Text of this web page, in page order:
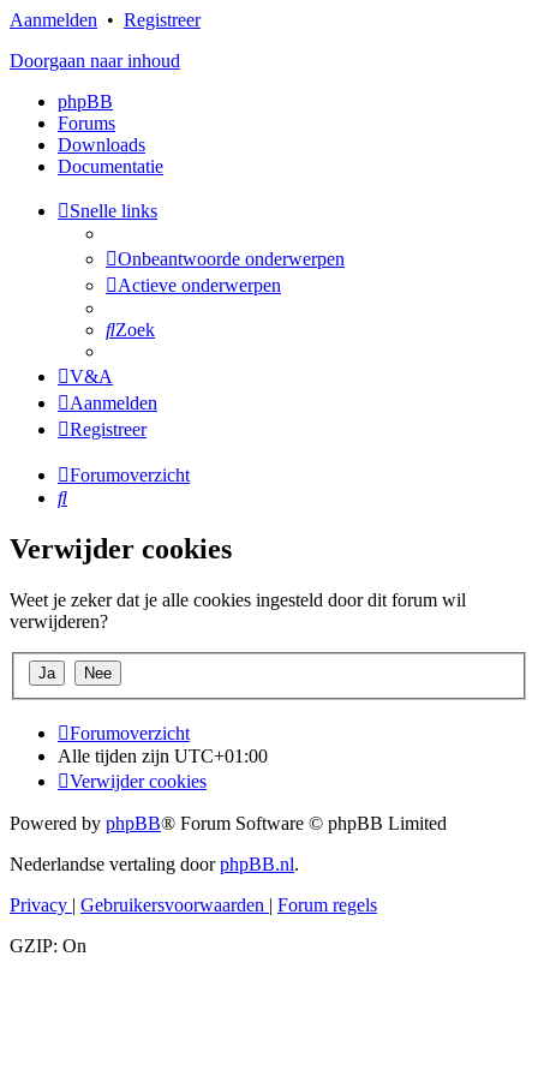
Aanmelden • Registreer
Doorgaan naar inhoud
phpBB
Forums
Downloads
Documentatie
Snelle links
Onbeantwoorde onderwerpen
Actieve onderwerpen
Zoek
V&A
Aanmelden
Registreer
Forumoverzicht
Zoek
Verwijder cookies
Weet je zeker dat je alle cookies ingesteld door dit forum wil
verwijderen?
Forumoverzicht
Alle tijden zijn UTC+01:00
Verwijder cookies
Powered by phpBB® Forum Software © phpBB Limited
Nederlandse vertaling doorphpBB.nl.
Privacy | Gebruikersvoorwaarden | Forum regels
GZIP: On